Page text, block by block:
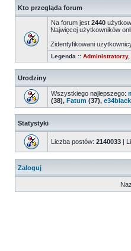
Kto przegląda forum
Na forum jest 2440
Najwięcej użytkowników
Zidentyfikowani
Legenda :: Administratorzy,
Urodziny
Wszystkiego najlepszego:
(38), Fatum (37), e34black
Statystyki
Liczba postów: 2140033 |
Zaloguj